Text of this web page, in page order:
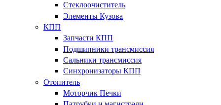
Стеклоочиститель
Элементы Кузова
КПП
Запчасти КПП
Подшипники трансмиссия
Сальники трансмиссия
Синхронизаторы КПП
Отопитель
Моторчик Печки